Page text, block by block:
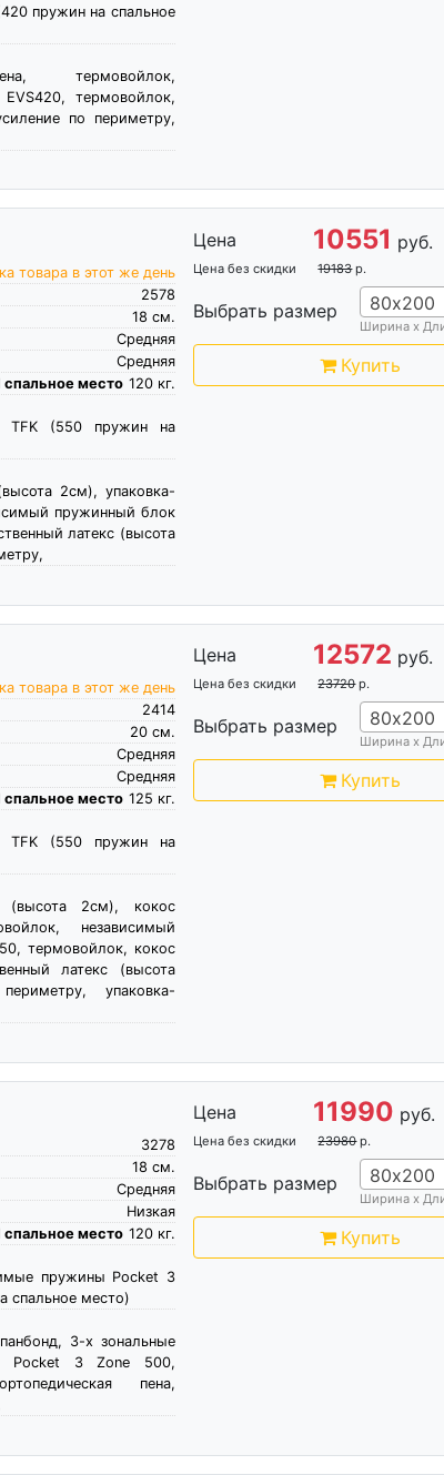
пружин на спальное
термовойлок,
термовойлок,
по периметру,
товара в этот же день
2578
см.
18
Средняя
Средняя
место
кг.
120
TFK (550 пружин на
2см), упаковка-
пружинный блок
латекс (высота
Цена 10551 руб.
Цена без скидки 19183 р.
Выбрать размер 80х200
Ширина х
Купить
товара в этот же день
2414
см.
20
Средняя
Средняя
место
кг.
125
TFK (550 пружин на
(высота 2см), кокос
независимый
термовойлок, кокос
латекс (высота
упаковка-
Цена 12572 руб.
Цена без скидки 23720 р.
Выбрать размер 80х200
Ширина х
Купить
3278
см.
18
Средняя
Низкая
место
кг.
120
пружины Pocket 3
спальное место)
3-х зональные
Pocket 3 Zone 500,
пена,
Цена 11990 руб.
Цена без скидки 23980 р.
Выбрать размер 80х200
Ширина х
Купить